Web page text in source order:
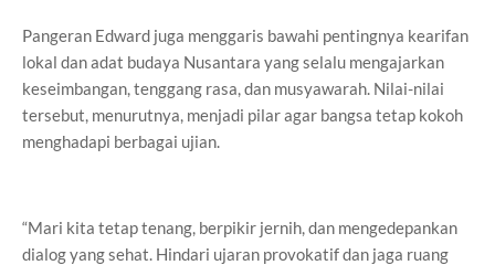
Pangeran Edward juga menggaris bawahi pentingnya kearifan
lokal dan adat budaya Nusantara yang selalu mengajarkan
keseimbangan, tenggang rasa, dan musyawarah. Nilai-nilai
tersebut, menurutnya, menjadi pilar agar bangsa tetap kokoh
menghadapi berbagai ujian.
“Mari kita tetap tenang, berpikir jernih, dan mengedepankan
dialog yang sehat. Hindari ujaran provokatif dan jaga ruang